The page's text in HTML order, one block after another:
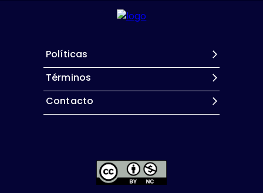
Políticas
Términos
Contacto